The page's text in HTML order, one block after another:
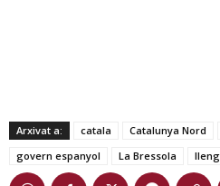
Arxivat a: catala Catalunya Nord
govern espanyol
La Bressola